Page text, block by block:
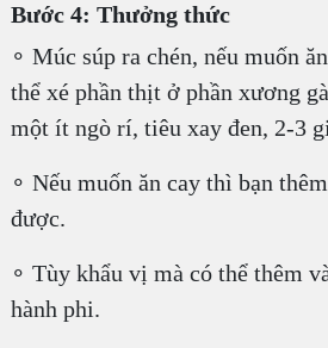
Bước 4: Thưởng thức
∘ Múc súp ra chén, nếu muốn
thể xé phần thịt ở phần xương
một ít ngò rí, tiêu xay đen, 2-3
∘ Nếu muốn ăn cay thì bạn
được.
∘ Tùy khẩu vị mà có thể thêm
hành phi.